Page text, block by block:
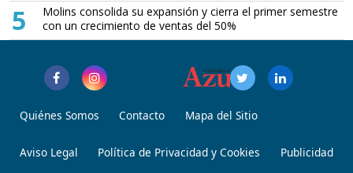
5
Molins consolida su expansión y cierra el primer semestre
con un crecimiento de ventas del 50%
Quiénes Somos Contacto Mapa del Sitio
Aviso Legal Política de Privacidad y Cookies Publicidad